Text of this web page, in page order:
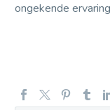
ongekende